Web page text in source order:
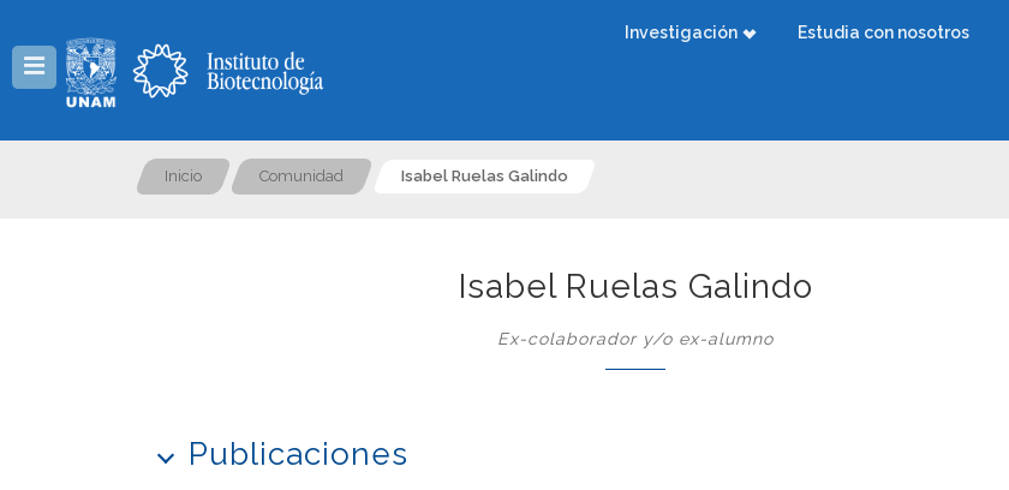
Investigación Estudia con nosotros
Inicio Comunidad Isabel Ruelas Galindo
Isabel Ruelas Galindo
Ex-colaborador y/o ex-alumno
Publicaciones